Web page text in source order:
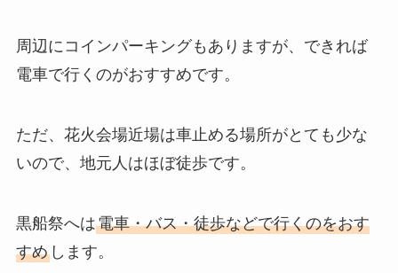
周辺にコインパーキングもありますが、できれば
電車で行くのがおすすめです。
ただ、花火会場近場は車止める場所がとても少な
いので、地元人はほぼ徒歩です。
黒船祭へは電車・バス・徒歩などで行くのをおす
すめします。